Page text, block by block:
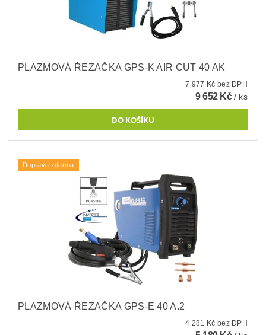
PLAZMOVÁ ŘEZAČKA GPS-K AIR CUT 40 AK
7 977 Kč bez DPH
9 652 Kč/ ks
Doprava zdarma
PLAZMOVÁ ŘEZAČKA GPS-E 40 A.2
4 281 Kč bez DPH